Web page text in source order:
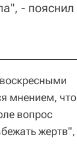
- пояснил
мнением, что
вопрос
жертв",